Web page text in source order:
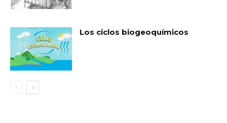
Los ciclos biogeoquímicos